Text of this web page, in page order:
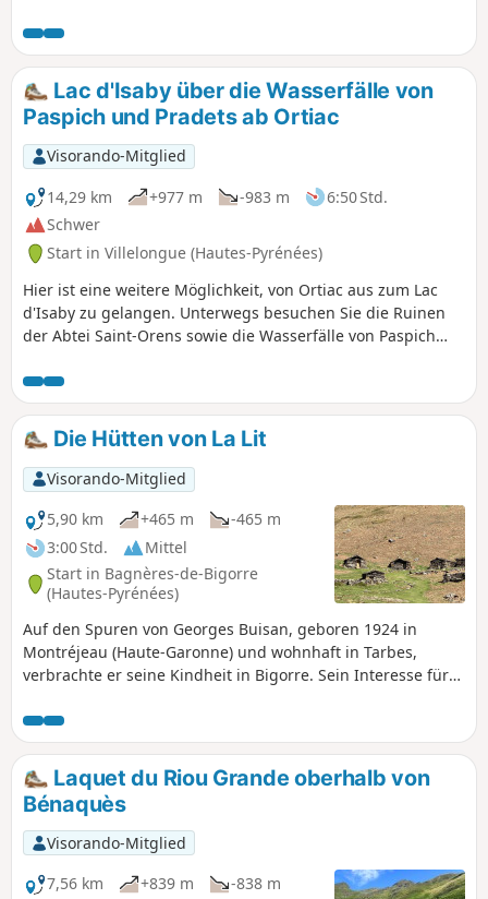
bevor er zum See und den ihn umgebenden
Gipfeln (Soum und Pic de Léviste, Soum
Arrouy, Soum de Lascours) führt.
Lac d'Isaby über die Wasserfälle von
Paspich und Pradets ab Ortiac
Visorando-Mitglied
14,29 km
+977 m -983 m
6:50 Std.
Schwer
Start in Villelongue (Hautes-Pyrénées)
Hier ist eine weitere Möglichkeit, von Ortiac aus zum Lac
d'Isaby zu gelangen. Unterwegs besuchen Sie die Ruinen
der Abtei Saint-Orens sowie die Wasserfälle von Paspich
Aufstieg zur Cabane Picourlet aufsteigen.
Die Hütten von La Lit
Visorando-Mitglied
5,90 km
+465 m
-465 m
3:00 Std.
Mittel
Start in Bagnères-de-Bigorre
(Hautes-Pyrénées)
Auf den Spuren von Georges Buisan, geboren 1924 in
Montréjeau (Haute-Garonne) und wohnhaft in Tarbes,
verbrachte er seine Kindheit in Bigorre. Sein Interesse für
Nachforschungen über die Hütten der Hirten anzustellen.
Georges Buisan ist inzwischen verstorben, aber mit dieser
Courtaou de la Lit, die er über dreißig Jahre lang restauriert
hat, hinterlässt er ein originelles Vermächtnis und eine
starke Botschaft.
Laquet du Riou Grande oberhalb von
Bénaquès
Visorando-Mitglied
7,56 km
+839 m
-838 m